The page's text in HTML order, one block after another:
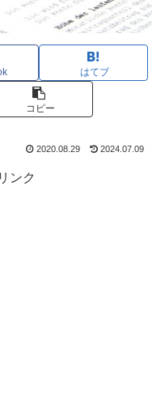
はてブ
コピー
2020.08.29 2024.07.09
ンク